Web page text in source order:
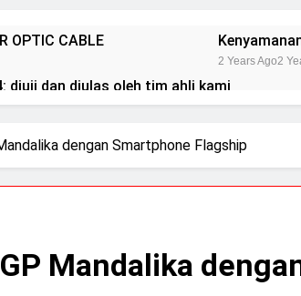
OPTIC CABLE
2 Years Ago2
diuji dan diulas oleh tim ahli kami
2 Years Ago2 Years Ago
dengan Smartphone Flagship
Mandalika